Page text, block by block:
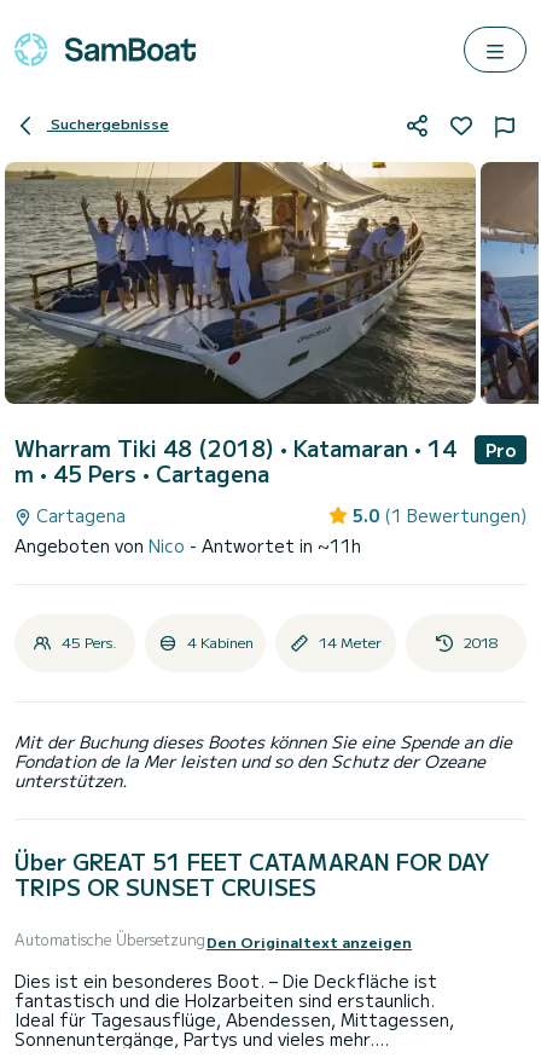
Suchergebnisse
Wharram Tiki 48 (2018) • Katamaran • 14
m • 45 Pers • Cartagena
Pro
Cartagena 5.0 (1 Bewertungen)
Angeboten von Nico - Antwortet in ~11h
45 Pers. 4 Kabinen 14 Meter 2018
Mit der Buchung dieses Bootes können Sie eine Spende an die
Fondation de la Mer leisten und so den Schutz der Ozeane
unterstützen.
Über GREAT 51 FEET CATAMARAN FOR DAY
TRIPS OR SUNSET CRUISES
Automatische ÜbersetzungDen Originaltext anzeigen
Dies ist ein besonderes Boot. – Die Deckfläche ist
fantastisch und die Holzarbeiten sind erstaunlich.
Ideal für Tagesausflüge, Abendessen, Mittagessen,
Sonnenuntergänge, Partys und vieles mehr.